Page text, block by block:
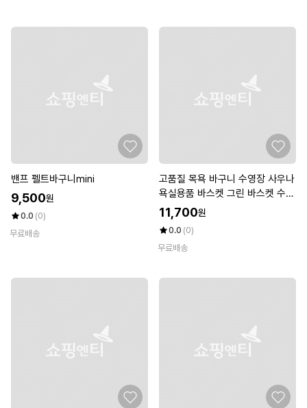
밴프 펠트바구니mini
9,500원
0.0 (0)
무료배송
고품질 목욕 바구니 수영장 사우나
욕실용품 바스켓 그린 바스켓 수납
바스켓 (WE5D4E4)
11,700원
0.0 (0)
무료배송